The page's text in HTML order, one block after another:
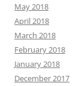
May 2018
April 2018
March 2018
February 2018
January 2018
December 2017